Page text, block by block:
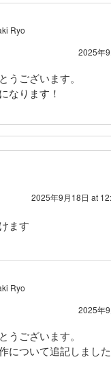
Ryo
2025年
うございます。
なります！
2025年9月18日 at
ます
Ryo
2025年
うございます。
について追記しました